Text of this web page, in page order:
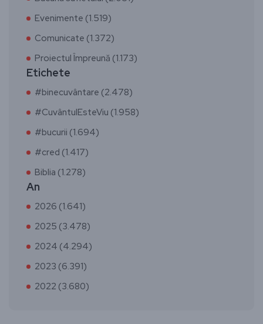
Evenimente (1.519)
Comunicate (1.372)
Proiectul Împreună (1.173)
Etichete
#binecuvântare (2.478)
#CuvântulEsteViu (1.958)
#bucurii (1.694)
#cred (1.417)
Biblia (1.278)
An
2026 (1.641)
2025 (3.478)
2024 (4.294)
2023 (6.391)
2022 (3.680)